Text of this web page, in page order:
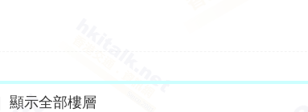
顯示全部樓層